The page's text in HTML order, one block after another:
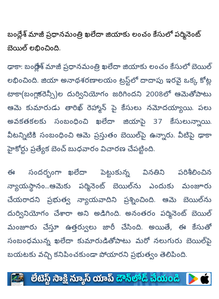
బంగ్లాదేశ్‌ మాజీ ప్రధానమంత్రి ఖలేదా జియాకు లంచం కేసులో పర్మినెంట్‌
బెయిల్‌ లభించింది.
ఢాకా: బంగ్లాదేశ్‌ మాజీ ప్రధానమంత్రి ఖలేదా జియాకు లంచం కేసులో బెయిల్‌
లభించింది. జియా అనాథశరణాలయం ట్రస్ట్‌లో దాదాపు ఇరవై ఒక్క కోట్ల
టాకా(బంగ్లా కరెన్సీ)ల దుర్వినియోగం జరిగిందని 2008లో ఆమెతోపాటు
ఆమె కుమారుడు తారిఖ్‌ రెహ్మాన్ పై కేసులు నమోదయ్యాయి. పలు
అవకతకలకు సంబంధించి ఖలేదా జియాపై 37 కేసులున్నాయి.
వీటన్నిటికి సంబంధించి ఆమె ప్రస్తుతం బెయిల్‌పై ఉన్నారు. వీటిపై ఢాకా
హైకోర్టు ప్రత్యేక బెంచ్‌ బుధవారం విచారణ చేపట్టింది.
ఈ సందర్భంగా ఖలేదా పెట్టుకున్న వినతిని పరిశీలించిన
న్యాయస్థానం...ఆమెకు పర్మినెంట్‌ బెయిల్‌ను ఎందుకు మంజూరు
చేయరాదని ప్రభుత్వ న్యాయవాదిని ప్రశ్నించింది. ఆమె బెయిల్‌ను
దుర్వినియోగం చేశారా అని అడిగింది. అనంతరం పర్మినెంట్‌ బెయిల్‌
మంజూరు చేస్తూ ఉత్తర్వులు జారీ చేసింది. అయితే, ఈ కేసుతో
సంబంధమున్న ఖలేదా కుమారుడితోపాటు మరో నలుగురు బెయిల్‌పై
బయటకు వచ్చి కనిపించకుండా పోయారని ప్రభుత్వం తెలిపింది.